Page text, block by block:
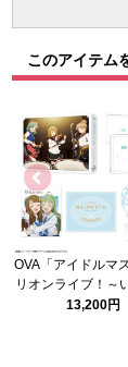
このアイテム
OVA「アイドルマ
リオンライブ！～
真ん中で～」
13,200円